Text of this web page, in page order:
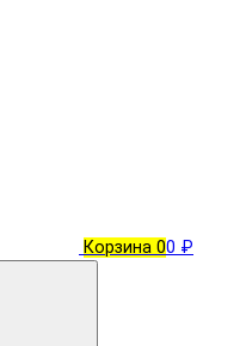
Корзина 00 ₽